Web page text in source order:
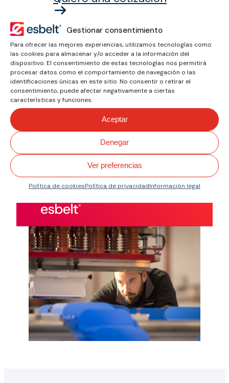
Gestionar consentimiento
Para ofrecer las mejores experiencias, utilizamos tecnologías como
las cookies para almacenar y/o acceder a la información del
dispositivo. El consentimiento de estas tecnologías nos permitirá
procesar datos como el comportamiento de navegación o las
identificaciones únicas en este sitio. No consentir o retirar el
consentimiento, puede afectar negativamente a ciertas
características y funciones.
Aceptar
Denegar
Ver preferencias
Política de cookiesPolítica de privacidadInformación legal
Solicita una cotización sin
compromiso.
Busco por Normativa o
Propiedad
Encuentra la banda según
los requisitos de tu
sector.
Calidad enfocada
al rendimiento.